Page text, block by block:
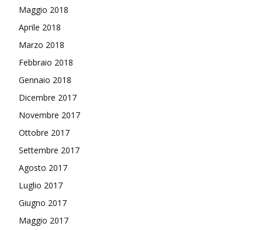
Maggio 2018
Aprile 2018
Marzo 2018
Febbraio 2018
Gennaio 2018
Dicembre 2017
Novembre 2017
Ottobre 2017
Settembre 2017
Agosto 2017
Luglio 2017
Giugno 2017
Maggio 2017